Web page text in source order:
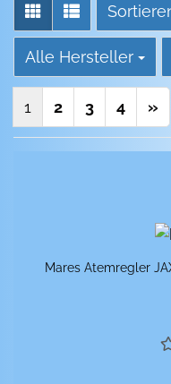
Alle Hersteller
1 2 3 4 »
Mares Atem­reg­ler